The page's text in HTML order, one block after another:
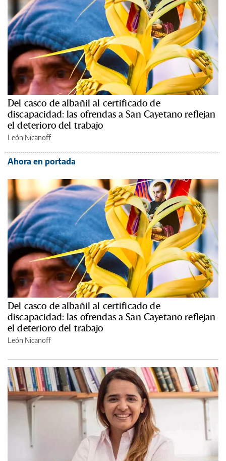
Del casco de albañil al certificado de
discapacidad: las ofrendas a San Cayetano reflejan
el deterioro del trabajo
León Nicanoff
Ahora en portada
Del casco de albañil al certificado de
discapacidad: las ofrendas a San Cayetano reflejan
el deterioro del trabajo
León Nicanoff